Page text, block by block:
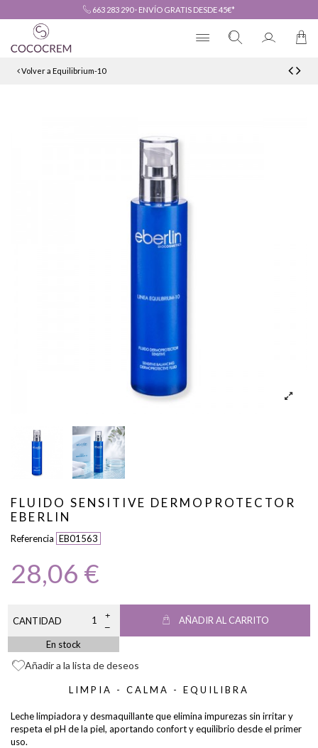
663 283 290· ENVÍO GRATIS DESDE 45€*
Volver a Equilibrium-10
FLUIDO SENSITIVE DERMOPROTECTOR
EBERLIN
Referencia EB01563
28,06 €
CANTIDAD AÑADIR AL CARRITO
En stock
Añadir a la lista de deseos
LIMPIA - CALMA - EQUILIBRA
Leche limpiadora y desmaquillante que elimina impurezas sin irritar y
respeta el pH de la piel, aportando confort y equilibrio desde el primer
uso.